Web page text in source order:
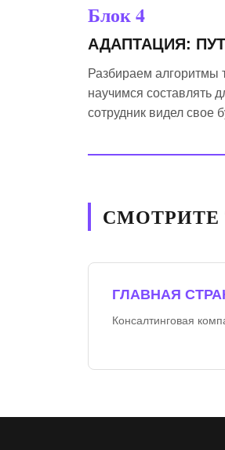
Блок 4
АДАПТАЦИЯ:
Разбираем алгоритмы
научимся составлять
сотрудник видел свое
СМОТРИТЕ
ГЛАВНАЯ
Консалтинговая